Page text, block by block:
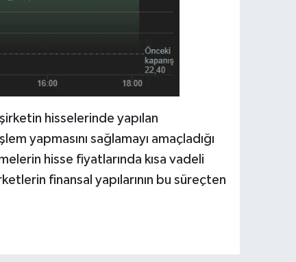
hisselerinde yapılan
yapmasını sağlamayı amaçladığı
hisse fiyatlarında kısa vadeli
finansal yapılarının bu süreçten